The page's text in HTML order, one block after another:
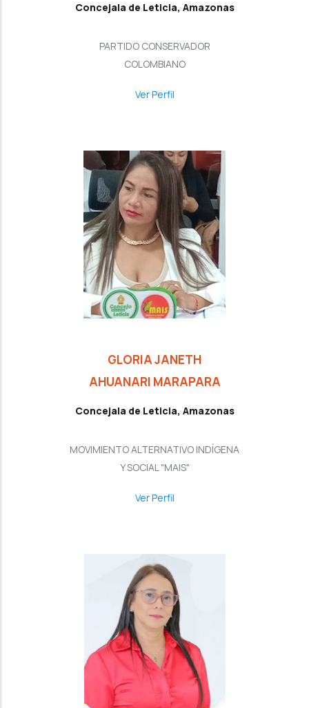
Concejala de Leticia, Amazonas
PARTIDO CONSERVADOR
COLOMBIANO
Ver Perfil
GLORIA JANETH
AHUANARI MARAPARA
Concejala de Leticia, Amazonas
MOVIMIENTO ALTERNATIVO INDÍGENA
Y SOCIAL "MAIS"
Ver Perfil